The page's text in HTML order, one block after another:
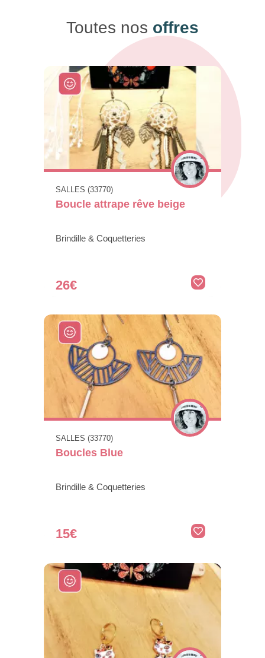
Toutes nos offres
SALLES (33770)
Boucle attrape rêve beige
Brindille & Coquetteries
26€
SALLES (33770)
Boucles Blue
Brindille & Coquetteries
15€